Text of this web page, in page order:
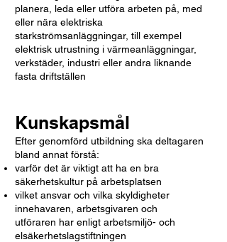
planera, leda eller utföra arbeten på, med
eller nära elektriska
starkströmsanläggningar, till exempel
elektrisk utrustning i värmeanläggningar,
verkstäder, industri eller andra liknande
fasta driftställen
Kunskapsmål
Efter genomförd utbildning ska deltagaren
bland annat förstå:
varför det är viktigt att ha en bra
säkerhetskultur på arbetsplatsen
vilket ansvar och vilka skyldigheter
innehavaren, arbetsgivaren och
utföraren har enligt arbetsmiljö- och
elsäkerhetslagstiftningen